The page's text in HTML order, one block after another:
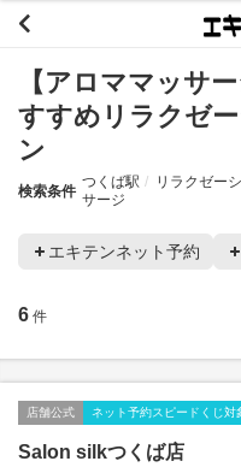
【アロママッサ
すすめリラクゼ
ン
検索条件
つくば駅 リラクゼー
サージ
エキテンネット予約
6 件
店舗公式 ネット予約スピードくじ対
Salon silkつくば店